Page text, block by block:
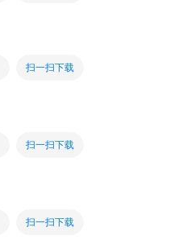
扫一扫下载
扫一扫下载
扫一扫下载